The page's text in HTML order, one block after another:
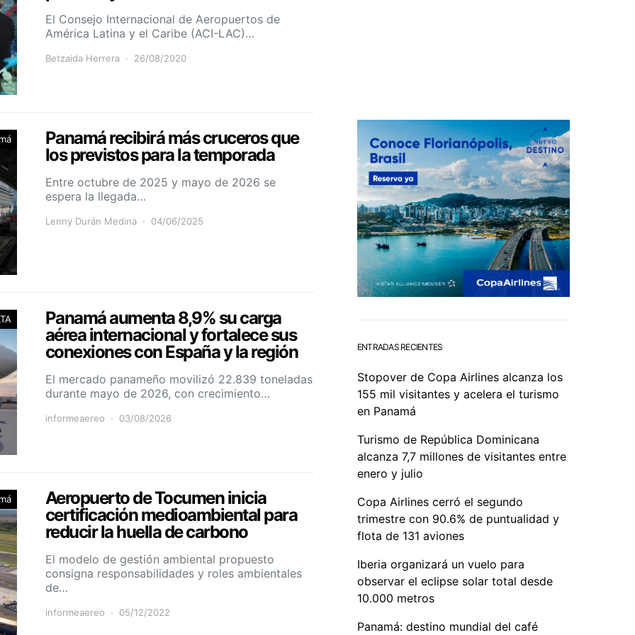
El Consejo Internacional de Aeropuertos de
América Latina y el Caribe (ACI-LAC)…
Betzaida Herrera 26/08/2020
Panamá recibirá más cruceros que
los previstos para la temporada
Entre octubre de 2025 y mayo de 2026 se
espera la llegada…
Lenny Durán Medina 04/06/2025
Panamá aumenta 8,9% su carga
aérea internacional y fortalece sus
conexiones con España y la región
El mercado panameño movilizó 22.839 toneladas
durante mayo de 2026, con crecimiento…
informeaereo 03/08/2026
Aeropuerto de Tocumen inicia
certificación medioambiental para
reducir la huella de carbono
El modelo de gestión ambiental propuesto
consigna responsabilidades y roles ambientales
de…
informeaereo 05/12/2022
ENTRADAS RECIENTES
Stopover de Copa Airlines alcanza los
155 mil visitantes y acelera el turismo
en Panamá
Turismo de República Dominicana
alcanza 7,7 millones de visitantes entre
enero y julio
Copa Airlines cerró el segundo
trimestre con 90.6% de puntualidad y
flota de 131 aviones
Iberia organizará un vuelo para
observar el eclipse solar total desde
10.000 metros
Panamá: destino mundial del café